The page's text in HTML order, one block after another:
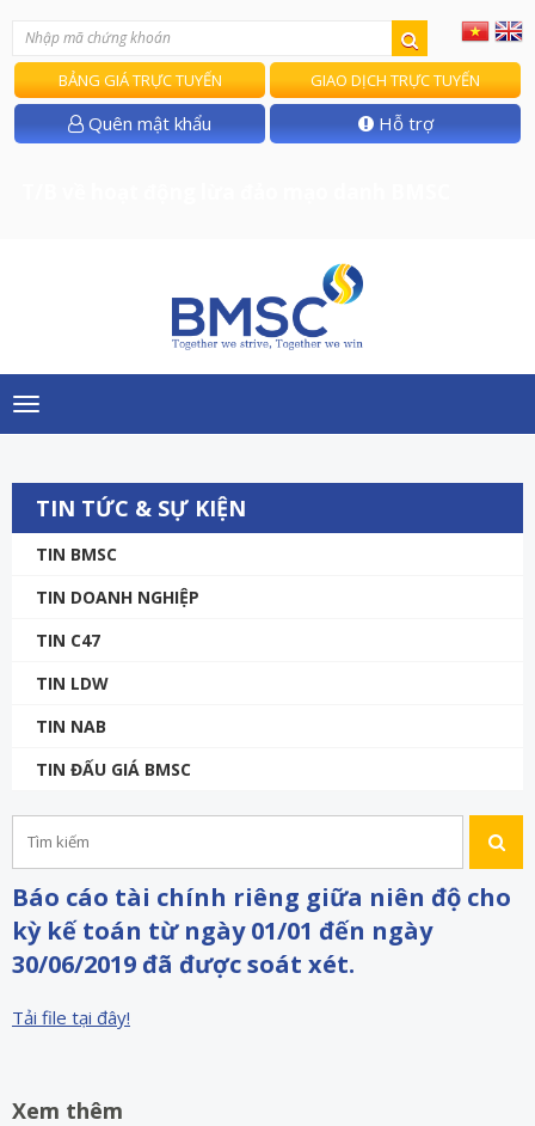
BẢNG GIÁ TRỰC TUYẾN GIAO DỊCH TRỰC TUYẾN
Quên mật khẩu Hỗ trợ
Toggle
navigation
TIN TỨC & SỰ KIỆN
TIN BMSC
TIN DOANH NGHIỆP
TIN C47
TIN LDW
TIN NAB
TIN ĐẤU GIÁ BMSC
Báo cáo tài chính riêng giữa niên độ cho
kỳ kế toán từ ngày 01/01 đến ngày
30/06/2019 đã được soát xét.
Tải file tại đây!
Xem thêm